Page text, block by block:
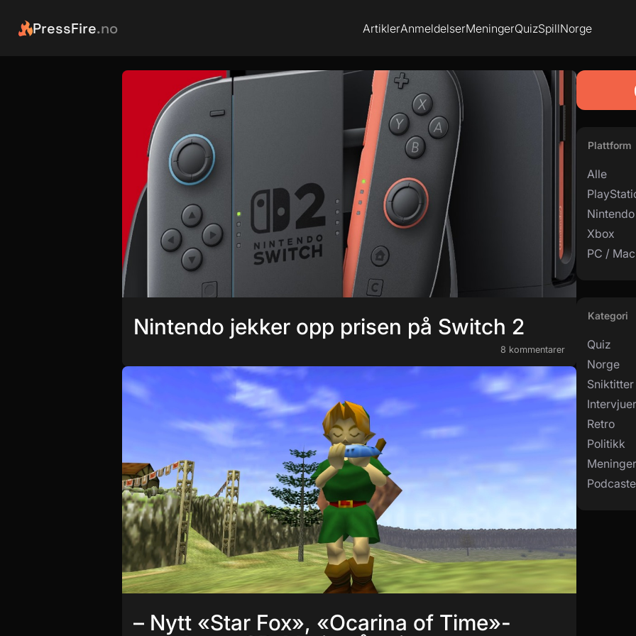
PressFire.no ArtiklerAnmeldelserMeningerQuizSpillNorge
Nintendo jekker opp prisen på Switch 2
8 kommentarer
– Nytt «Star Fox», «Ocarina of Time»-
Plattform
Alle
Nintendo
Xbox
PC / Mac
Kategori
Quiz
Norge
Sniktitter
Intervjuer
Retro
Politikk
Meninger